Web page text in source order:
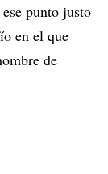
punto justo
en el que
de